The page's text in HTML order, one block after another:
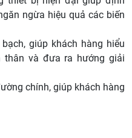
ngừa hiệu quả các biến
giúp khách hàng hiểu
thân và đưa ra hướng giải
chính, giúp khách hàng